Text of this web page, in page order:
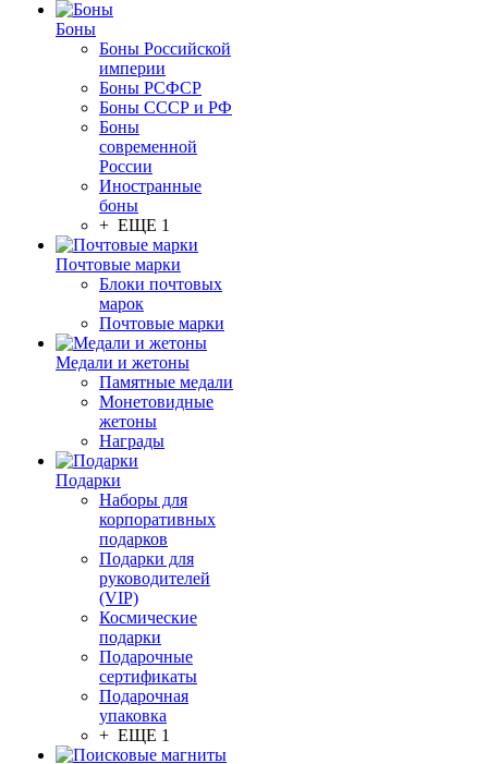
Боны
Боны Российской
империи
Боны РСФСР
Боны СССР и РФ
Боны
современной
России
Иностранные
боны
+ ЕЩЕ 1
Почтовые марки
Блоки почтовых
марок
Почтовые марки
Медали и жетоны
Памятные медали
Монетовидные
жетоны
Награды
Подарки
Наборы для
корпоративных
подарков
Подарки для
руководителей
(VIP)
Космические
подарки
Подарочные
сертификаты
Подарочная
упаковка
+ ЕЩЕ 1